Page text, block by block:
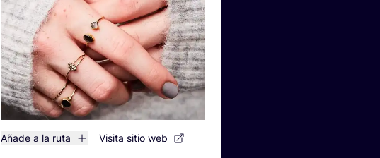
Añade a la ruta Visita sitio web